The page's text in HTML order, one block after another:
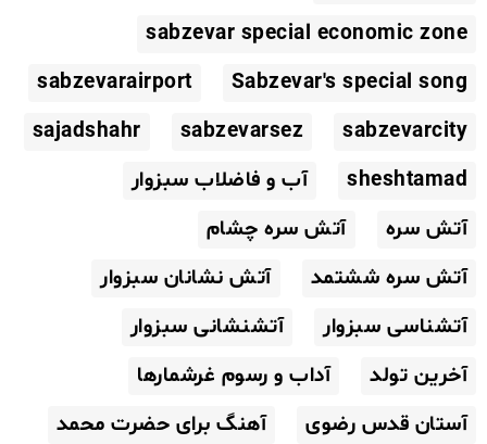
sabzevar special economic zone
Sabzevar's special song
sabzevarairport
sabzevarcity
sabzevarsez
sajadshahr
sheshtamad
آب و فاضلاب سبزوار
آتش سره
آتش سره چشام
آتش سره ششتمد
آتش نشانان سبزوار
آتشناسی سبزوار
آتشنشانی سبزوار
آخرین تولد
آداب و رسوم غرشمارها
آستان قدس رضوی
آهنگ برای حضرت محمد